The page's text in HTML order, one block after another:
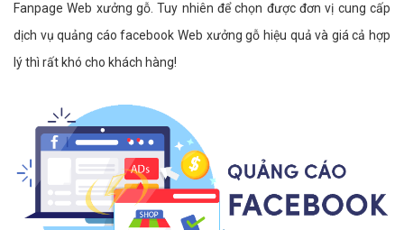
Fanpage Web xưởng gỗ. Tuy nhiên để chọn được đơn vị cung cấp
dịch vụ quảng cáo facebook Web xưởng gỗ hiệu quả và giá cả hợp
lý thì rất khó cho khách hàng!